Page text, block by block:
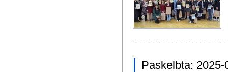
Paskelbta: 2025-